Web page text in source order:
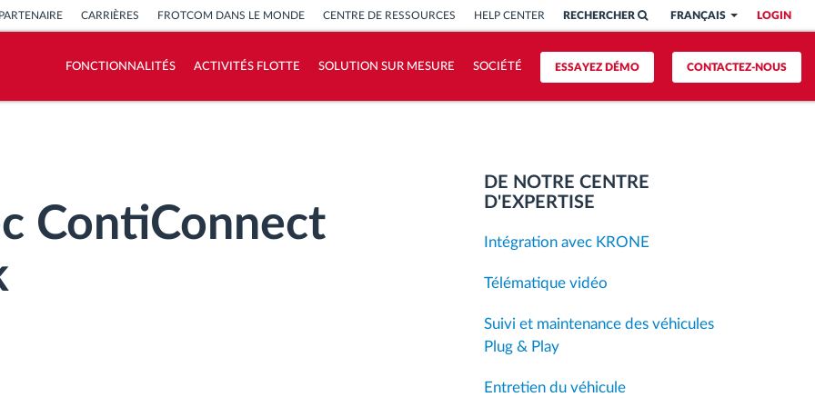
LOGIN
FRANÇAIS
RECHERCHER
CARRIÈRES FROTCOM DANS LE MONDE CENTRE DE RESSOURCES HELP CENTER
CONTACTEZ-NOUS
ESSAYEZ DÉMO
FONCTIONNALITÉS ACTIVITÉS FLOTTE SOLUTION SUR MESURE SOCIÉTÉ
ContiConnect
DE NOTRE CENTRE
D'EXPERTISE
Intégration avec KRONE
Télématique vidéo
Suivi et maintenance des véhicules
Plug & Play
Entretien du véhicule